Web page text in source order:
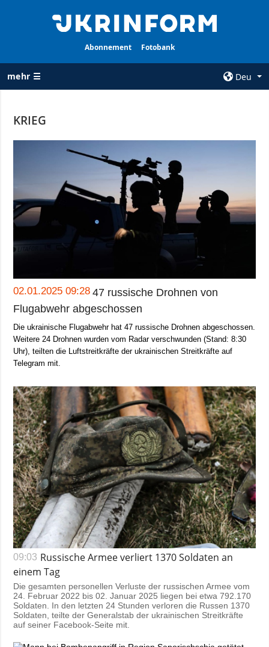
Abonnement Fotobank
mehr ☰
Deu
RUBRIKEN
Wiederaufbau
der Ukraine
Politik
Wirtschaft
Gesellschaft und
Kultur
Sport
Kriminalität
Notstand und
Notfälle
Kontakte
services
Politik zur
Vertraulichkeit
und zum Schutz
personenbezogener
Daten
ZUSÄTZLICH
Veröffentlichungen
Interview
Fotos
Video
LEISTUNGEN
Abonnement
Fotobank
KRIEG
02.01.2025 09:28 47 russische Drohnen von
Flugabwehr abgeschossen
Die ukrainische Flugabwehr hat 47 russische Drohnen abgeschossen.
Weitere 24 Drohnen wurden vom Radar verschwunden (Stand: 8:30
Uhr), teilten die Luftstreitkräfte der ukrainischen Streitkräfte auf
Telegram mit.
09:03 Russische Armee verliert 1370 Soldaten an
einem Tag
Die gesamten personellen Verluste der russischen Armee vom
24. Februar 2022 bis 02. Januar 2025 liegen bei etwa 792.170
Soldaten. In den letzten 24 Stunden verloren die Russen 1370
Soldaten, teilte der Generalstab der ukrainischen Streitkräfte
auf seiner Facebook-Seite mit.